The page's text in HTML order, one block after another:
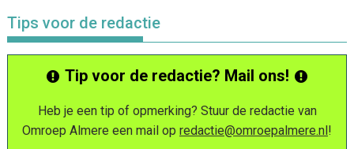
Tips voor de redactie
Tip voor de redactie? Mail ons!
Heb je een tip of opmerking? Stuur de redactie van
Omroep Almere een mail op redactie@omroepalmere.nl!